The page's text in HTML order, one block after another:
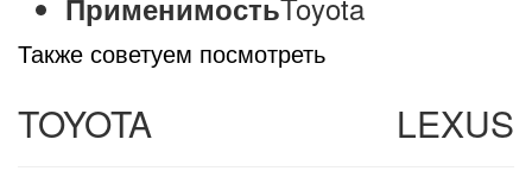
Применимость
Также советуем посмотреть
TOYOTA LEXUS